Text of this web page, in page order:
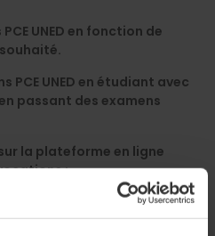
UNED en fonction de
PCE UNED en étudiant avec
passant des examens
la plateforme en ligne
: